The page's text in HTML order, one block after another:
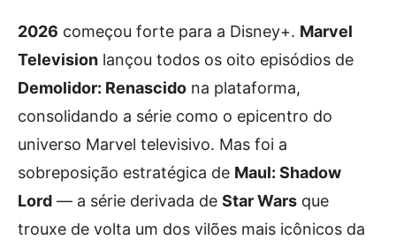
2026 começou forte para a Disney+. Marvel
Television lançou todos os oito episódios de
Demolidor: Renascido na plataforma,
consolidando a série como o epicentro do
universo Marvel televisivo. Mas foi a
sobreposição estratégica de Maul: Shadow
Lord — a série derivada de Star Wars que
trouxe de volta um dos vilões mais icônicos da